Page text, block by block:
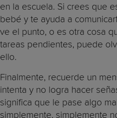
en la escuela. Si crees que
bebé y te ayuda a
ve el punto, o es otra cosa
tareas pendientes, puede
ello.
Finalmente, recuerde un
intenta y no logra hacer
significa que le pase algo
simplemente, simplemente